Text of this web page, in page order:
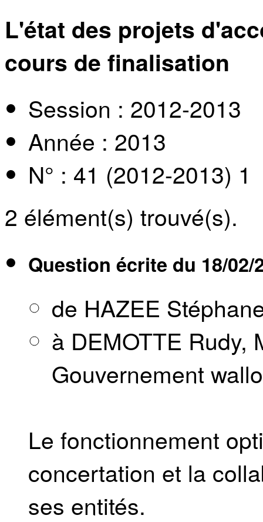
L'état des projets
cours de finalisation
Session : 2012-2013
Année : 2013
N° : 41 (2012-2013) 1
2 élément(s) trouvé(s).
Question écrite du 18/02/
de HAZEE
à DEMOTTE Rudy,
Gouvernement
Le fonctionnement
concertation et la
ses entités.